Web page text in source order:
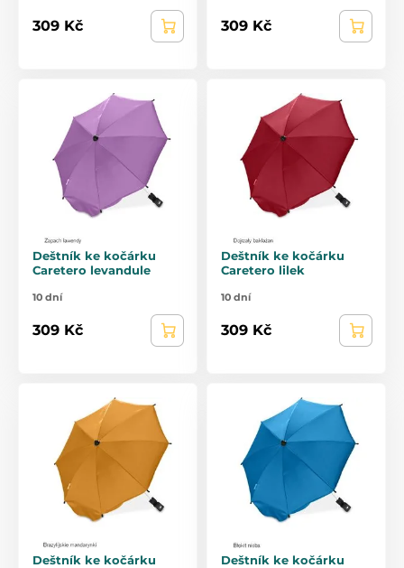
309 Kč 309 Kč
Deštník ke kočárku
Caretero levandule
10 dní
309 Kč
Deštník ke kočárku
Caretero lilek
10 dní
309 Kč
Deštník ke kočárku
Deštník ke kočárku